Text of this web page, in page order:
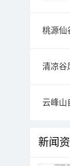
桃源仙
清凉谷
云峰山
新闻